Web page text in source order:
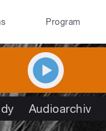
Program
Audioarchiv